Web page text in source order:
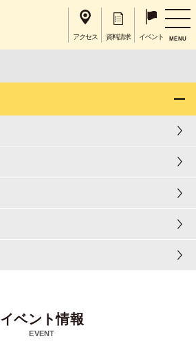
アクセス 資料請求 イベント MENU
イベント情報
EVENT